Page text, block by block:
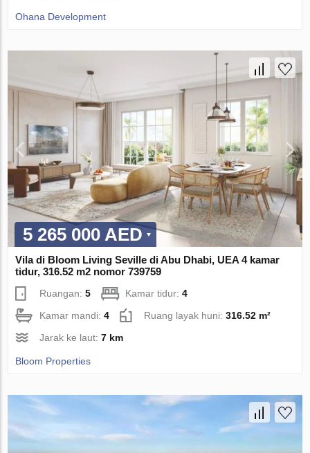
Ohana Development
5 265 000 AED
Vila di Bloom Living Seville di Abu Dhabi, UEA 4 kamar
tidur, 316.52 m2 nomor 739759
Ruangan:5 Kamar tidur:4
Kamar mandi:4 Ruang layak huni:316.52 m²
Jarak ke laut:7 km
Bloom Properties